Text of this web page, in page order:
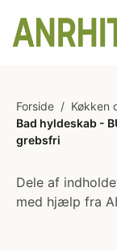
Forside / Køkken
Bad hyldeskab -
grebsfri
Dele af
med hjælp fra